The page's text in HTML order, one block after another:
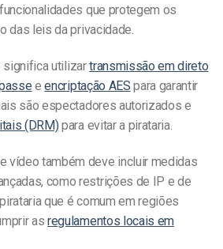
que protegem os
das leis da privacidade.
significa utilizartransmissão em direto
eencriptação AES para garantir
são espectadores autorizados e
(DRM)para evitar a pirataria.
vídeo também deve incluir medidas
como restrições de IP e de
que é comum em regiões
asregulamentos locais em